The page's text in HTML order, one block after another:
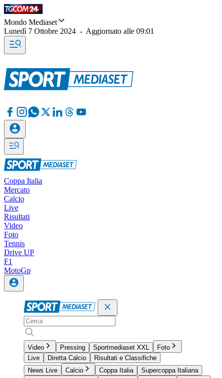
Mondo Mediaset
Lunedì 7 Ottobre 2024 - Aggiornato alle 09:01
Coppa Italia
Mercato
Calcio
Live
Risultati
Video
Foto
Tennis
Drive UP
F1
MotoGp
Video Pressing Sportmediaset XXL
Foto
Live
Diretta Calcio
Risultati e Classifiche
News Live
Calcio Coppa Italia
Supercoppa Italiana